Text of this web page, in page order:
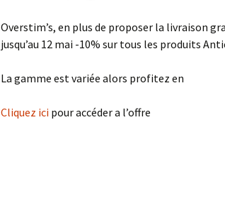
Overstim’s, en plus de proposer la livraison
jusqu’au 12 mai -10% sur tous les produits
La gamme est variée alors profitez en
Cliquez ici pour accéder a l’offre